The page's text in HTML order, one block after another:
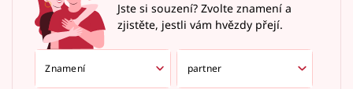
Jste si souzení? Zvolte znamení a
zjistěte, jestli vám hvězdy přejí.